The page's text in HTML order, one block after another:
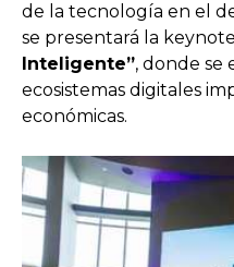
de la tecnología en el
se presentará la keynote
Inteligente”, donde se
ecosistemas digitales
económicas.